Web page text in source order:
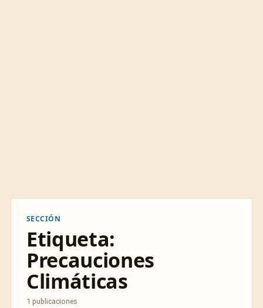
SECCIÓN
Etiqueta:
Precauciones
Climáticas
1 publicaciones